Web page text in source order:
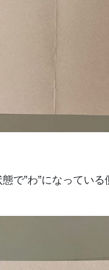
で”わ”になってい